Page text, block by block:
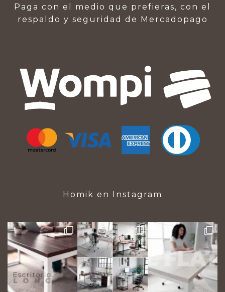
Paga con el medio que prefieras, con el
respaldo y seguridad de Mercadopago
Homik en Instagram